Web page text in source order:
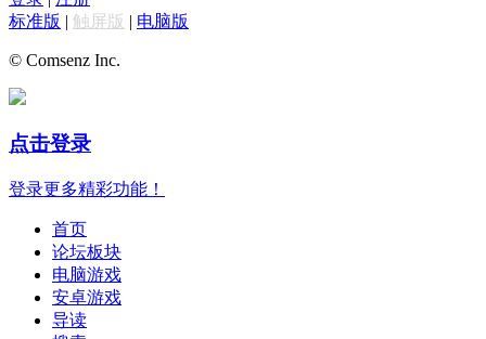
标准版 | 触屏版 | 电脑版
© Comsenz Inc.
点击登录
登录更多精彩功能！
首页
论坛板块
电脑游戏
安卓游戏
导读